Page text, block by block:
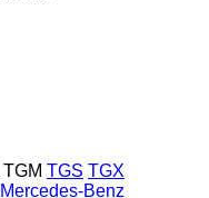
TGM TGS TGX
Mercedes-Benz